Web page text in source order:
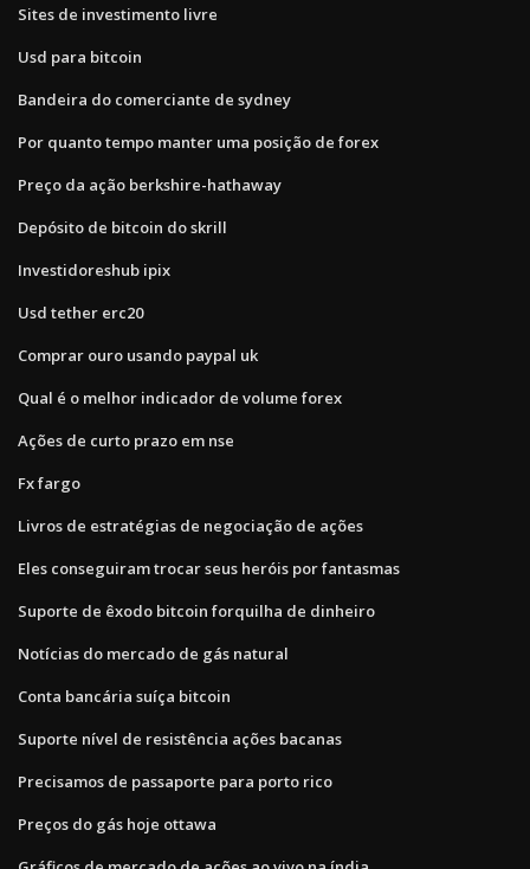
Sites de investimento livre
Usd para bitcoin
Bandeira do comerciante de sydney
Por quanto tempo manter uma posição de forex
Preço da ação berkshire-hathaway
Depósito de bitcoin do skrill
Investidoreshub ipix
Usd tether erc20
Comprar ouro usando paypal uk
Qual é o melhor indicador de volume forex
Ações de curto prazo em nse
Fx fargo
Livros de estratégias de negociação de ações
Eles conseguiram trocar seus heróis por fantasmas
Suporte de êxodo bitcoin forquilha de dinheiro
Notícias do mercado de gás natural
Conta bancária suíça bitcoin
Suporte nível de resistência ações bacanas
Precisamos de passaporte para porto rico
Preços do gás hoje ottawa